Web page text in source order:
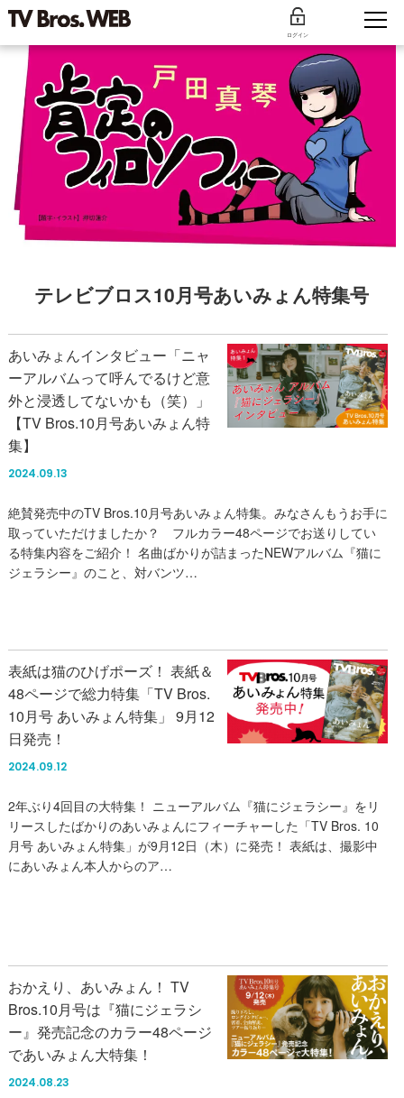
ログイン
テレビブロス10月号あいみょん特集号
あいみょんインタビュー「ニャ
ーアルバムって呼んでるけど意
外と浸透してないかも（笑）」
【TV Bros.10月号あいみょん特
集】
2024.09.13
絶賛発売中のTV Bros.10月号あいみょん特集。みなさんもうお手に
取っていただけましたか？ フルカラー48ページでお送りしてい
る特集内容をご紹介！ 名曲ばかりが詰まったNEWアルバム『猫に
ジェラシー』のこと、対バンツ…
表紙は猫のひげポーズ！ 表紙＆
48ページで総力特集「TV Bros.
10月号 あいみょん特集」 9月12
日発売！
2024.09.12
2年ぶり4回目の大特集！ ニューアルバム『猫にジェラシー』をリ
リースしたばかりのあいみょんにフィーチャーした「TV Bros. 10
月号 あいみょん特集」が9月12日（木）に発売！ 表紙は、撮影中
にあいみょん本人からのア…
おかえり、あいみょん！ TV
Bros.10月号は『猫にジェラシ
ー』発売記念のカラー48ページ
であいみょん大特集！
2024.08.23